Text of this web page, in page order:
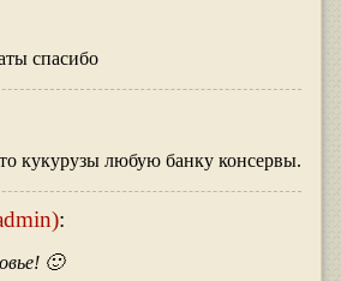
спасибо
кукурузы любую банку консервы.
:
🙂